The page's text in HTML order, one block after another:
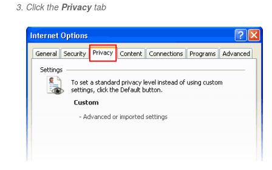
Click the Privacytab